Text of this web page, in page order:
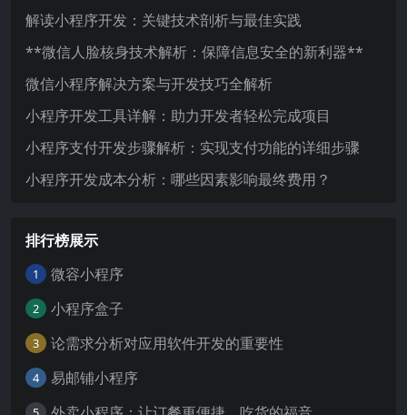
解读小程序开发：关键技术剖析与最佳实践
**微信人脸核身技术解析：保障信息安全的新利器**
微信小程序解决方案与开发技巧全解析
小程序开发工具详解：助力开发者轻松完成项目
小程序支付开发步骤解析：实现支付功能的详细步骤
小程序开发成本分析：哪些因素影响最终费用？
排行榜展示
1 微容小程序
2 小程序盒子
3 论需求分析对应用软件开发的重要性
4 易邮铺小程序